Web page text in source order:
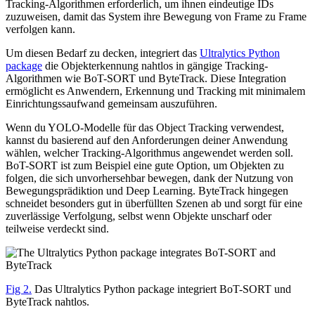
Tracking-Algorithmen erforderlich, um ihnen eindeutige IDs
zuzuweisen, damit das System ihre Bewegung von Frame zu Frame
verfolgen kann.
Um diesen Bedarf zu decken, integriert das Ultralytics Python
package die Objekterkennung nahtlos in gängige Tracking-
Algorithmen wie BoT-SORT und ByteTrack. Diese Integration
ermöglicht es Anwendern, Erkennung und Tracking mit minimalem
Einrichtungssaufwand gemeinsam auszuführen.
Wenn du YOLO-Modelle für das Object Tracking verwendest,
kannst du basierend auf den Anforderungen deiner Anwendung
wählen, welcher Tracking-Algorithmus angewendet werden soll.
BoT-SORT ist zum Beispiel eine gute Option, um Objekten zu
folgen, die sich unvorhersehbar bewegen, dank der Nutzung von
Bewegungsprädiktion und Deep Learning. ByteTrack hingegen
schneidet besonders gut in überfüllten Szenen ab und sorgt für eine
zuverlässige Verfolgung, selbst wenn Objekte unscharf oder
teilweise verdeckt sind.
Fig 2. Das Ultralytics Python package integriert BoT-SORT und
ByteTrack nahtlos.